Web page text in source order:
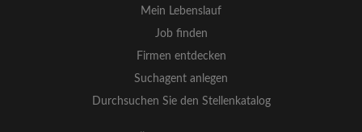
Mein Lebenslauf
Job finden
Firmen entdecken
Suchagent anlegen
Durchsuchen Sie den Stellenkatalog